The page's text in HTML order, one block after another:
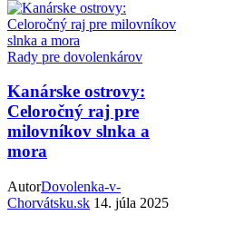
Rady pre dovolenkárov
Kanárske ostrovy:
Celoročný raj pre
milovníkov slnka a
mora
AutorDovolenka-v-
Chorvátsku.sk 14. júla 2025